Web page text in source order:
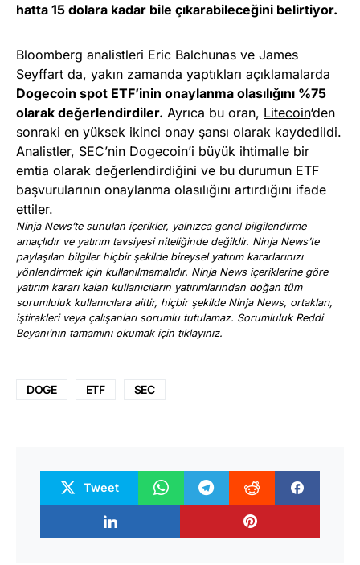
hatta 15 dolara kadar bile çıkarabileceğini belirtiyor.
Bloomberg analistleri Eric Balchunas ve James
Seyffart da, yakın zamanda yaptıkları açıklamalarda
Dogecoin spot ETF’inin onaylanma olasılığını %75
olarak değerlendirdiler. Ayrıca bu oran, Litecoin‘den
sonraki en yüksek ikinci onay şansı olarak kaydedildi.
Analistler, SEC’nin Dogecoin’i büyük ihtimalle bir
emtia olarak değerlendirdiğini ve bu durumun ETF
başvurularının onaylanma olasılığını artırdığını ifade
ettiler.
Ninja News’te sunulan içerikler, yalnızca genel bilgilendirme
amaçlıdır ve yatırım tavsiyesi niteliğinde değildir. Ninja News’te
paylaşılan bilgiler hiçbir şekilde bireysel yatırım kararlarınızı
yönlendirmek için kullanılmamalıdır. Ninja News içeriklerine göre
yatırım kararı kalan kullanıcıların yatırımlarından doğan tüm
sorumluluk kullanıcılara aittir, hiçbir şekilde Ninja News, ortakları,
iştirakleri veya çalışanları sorumlu tutulamaz. Sorumluluk Reddi
Beyanı’nın tamamını okumak için tıklayınız.
DOGE ETF SEC
Tweet